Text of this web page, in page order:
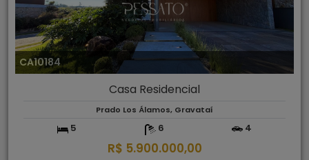
CA10184
Casa Residencial
Prado Los Álamos, Gravataí
5 6 4
R$ 5.900.000,00